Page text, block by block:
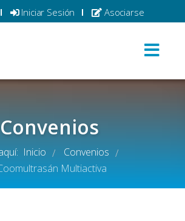
Iniciar Sesión Asociarse
Convenios
Inicio / Convenios /
Multiactiva